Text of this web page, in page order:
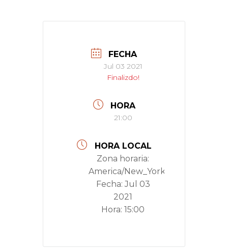
FECHA
Jul 03 2021
Finalizdo!
HORA
21:00
HORA LOCAL
Zona horaria:
America/New_York
Fecha:Jul 03
2021
Hora: 15:00